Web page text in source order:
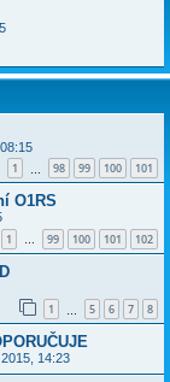
1 98 99 100 101
O1RS
1 … 99 100 101 102
1 5 6 7 8
14:23